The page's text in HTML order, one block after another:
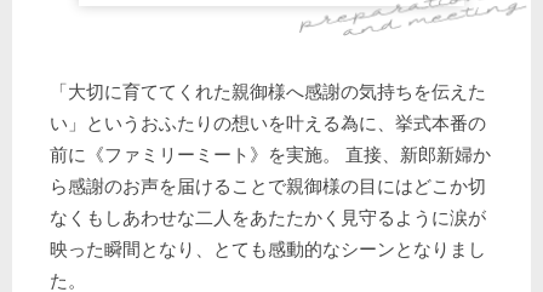
「大切に育ててくれた親御様へ感謝の気持ちを伝えた
い」というおふたりの想いを叶える為に、挙式本番の
前に《ファミリーミート》を実施。 直接、新郎新婦か
ら感謝のお声を届けることで親御様の目にはどこか切
なくもしあわせな二人をあたたかく見守るように涙が
映った瞬間となり、とても感動的なシーンとなりまし
た。